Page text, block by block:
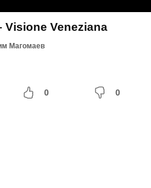
Veneziana
Магомаев
0 0